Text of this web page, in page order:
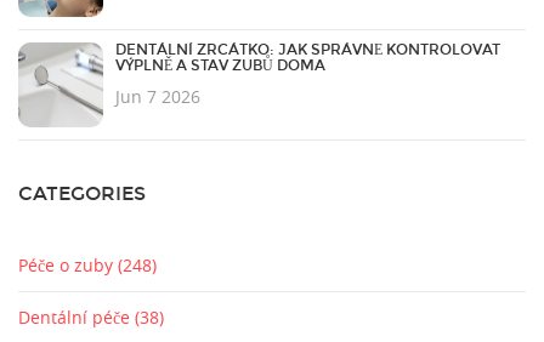
DENTÁLNÍ ZRCÁTKO: JAK SPRÁVNĚ KONTROLOVAT
VÝPLNĚ A STAV ZUBŮ DOMA
Jun 7 2026
CATEGORIES
Péče o zuby (248)
Dentální péče (38)